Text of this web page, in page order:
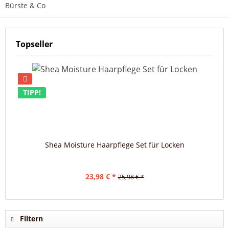
Bürste & Co
Topseller
TIPP!
Shea Moisture Haarpflege Set für Locken
23,98 € * 25,98 € *
Filtern